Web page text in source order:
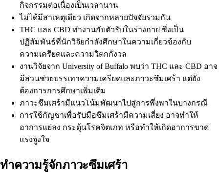
กิจกรรมต่อเนื่องเป็นเวลานาน
ไม่ได้มีสาเหตุเดียว เกิดจากหลายปัจจัยรวมกัน
THC และ CBD ทำงานกับตัวรับในร่างกาย ซึ่งเป็น
ปฏิสัมพันธ์ที่นักวิจัยกำลังศึกษาในความเกี่ยวข้องกับ
ความเครียดและความวิตกกังวล
งานวิจัยจาก University of Buffalo พบว่า THC และ CBD อาจ
มีส่วนช่วยบรรเทาความเครียดและภาวะซึมเศร้า แต่ยัง
ต้องการการศึกษาเพิ่มเติม
ภาวะซึมเศร้ามีแนวโน้มพัฒนาไปสู่การพึ่งพาในบางกรณี
การใช้กัญชาเพื่อรับมือซึมเศร้ามีความเสี่ยง อาจทำให้
อาการแย่ลง กระตุ้นโรคจิตเภท หรือทำให้เกิดอาการขาด
แรงจูงใจ
ทำความรู้จักภาวะซึมเศร้า